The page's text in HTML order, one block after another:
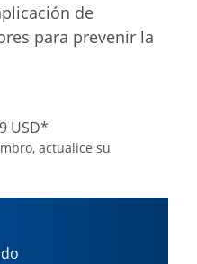
de
para prevenir la
USD*
actualice su